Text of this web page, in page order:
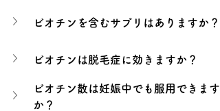
ビオチンを含むサプリはありますか？
ビオチンは脱毛症に効きますか？
ビオチン散は妊娠中でも服用できます
か？